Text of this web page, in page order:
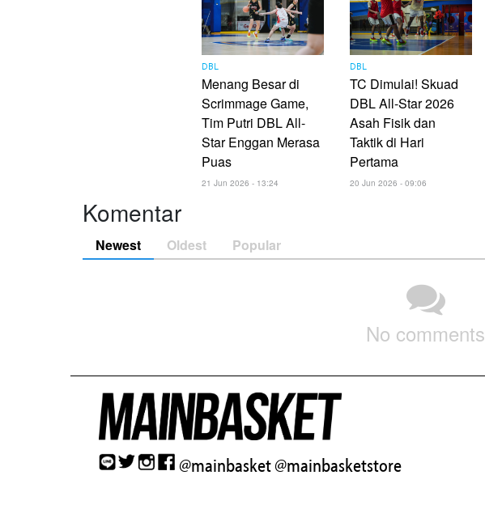
DBL
Menang Besar di
Scrimmage Game,
Tim Putri DBL All-
Star Enggan Merasa
Puas
21 Jun 2026 - 13:24
DBL
TC Dimulai! Skuad
DBL All-Star 2026
Asah Fisik dan
Taktik di Hari
Pertama
20 Jun 2026 - 09:06
Komentar
Newest Oldest Popular
No comments
@mainbasket@mainbasketstore